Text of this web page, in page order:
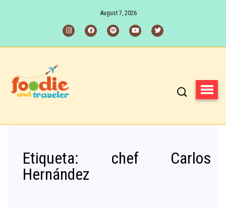
August 7, 2026
Etiqueta: chef Carlos
Hernández